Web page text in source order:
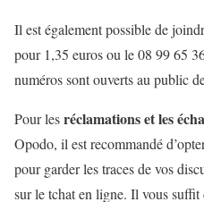
Il est également possible de
pour 1,35 euros ou le 08 99 65
numéros sont ouverts au public
Pour lesréclamations et les
Opodo, il est recommandé
pour garder les traces de vos
sur le tchat en ligne. Il vous suffit